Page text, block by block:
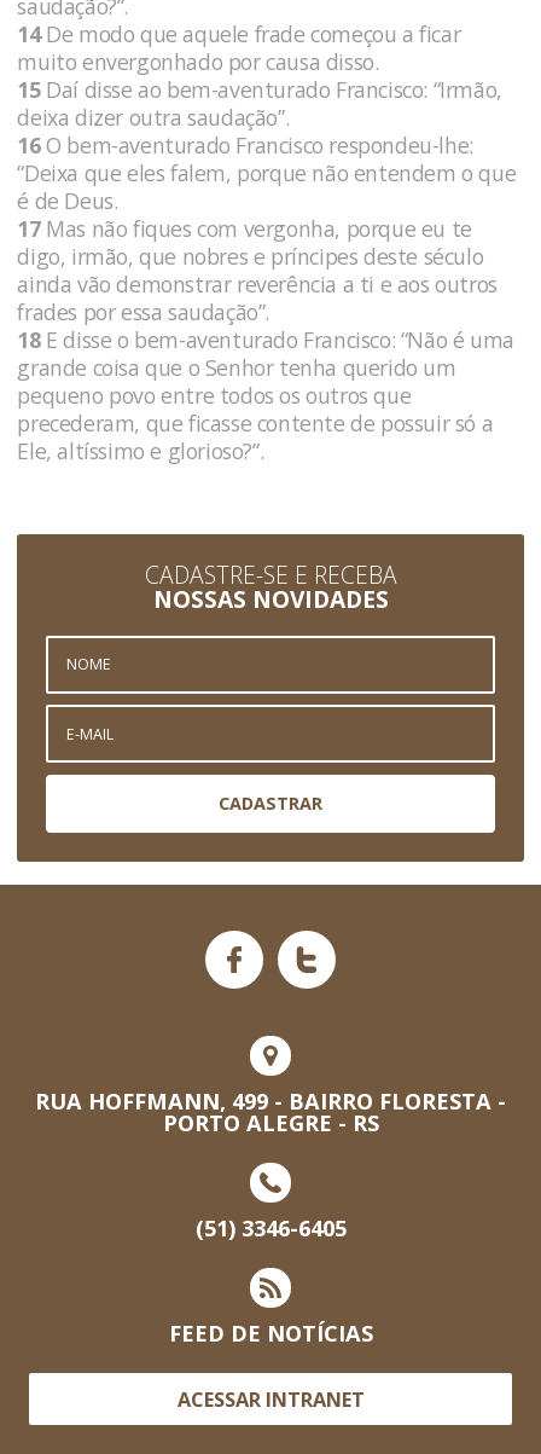
14De modo que aquele frade começou a ficar
muito envergonhado por causa disso.
15Daí disse ao bem-aventurado Francisco: “Irmão,
deixa dizer outra saudação”.
16O bem-aventurado Francisco respondeu-lhe:
“Deixa que eles falem, porque não entendem o que
é de Deus.
17Mas não fiques com vergonha, porque eu te
digo, irmão, que nobres e príncipes deste século
ainda vão demonstrar reverência a ti e aos outros
frades por essa saudação”.
18E disse o bem-aventurado Francisco: “Não é uma
grande coisa que o Senhor tenha querido um
pequeno povo entre todos os outros que
precederam, que ficasse contente de possuir só a
Ele, altíssimo e glorioso?”.
CADASTRE-SE E RECEBA
NOSSAS NOVIDADES
CADASTRAR
RUA HOFFMANN, 499 - BAIRRO FLORESTA -
PORTO ALEGRE - RS
(51) 3346-6405
FEED DE NOTÍCIAS
ACESSAR INTRANET